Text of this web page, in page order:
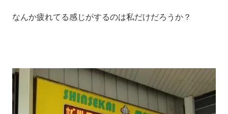
なんか疲れてる感じがするのは私だけだろうか？